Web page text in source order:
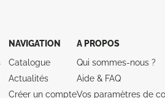
NAVIGATION
Catalogue
Actualités
Créer un compte
A PROPOS
Qui sommes-nous ?
Aide & FAQ
Vos paramètres de